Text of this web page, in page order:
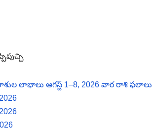
లాభాలు ఆగస్ట్ 1–8, 2026 వార రాశి ఫలాలు